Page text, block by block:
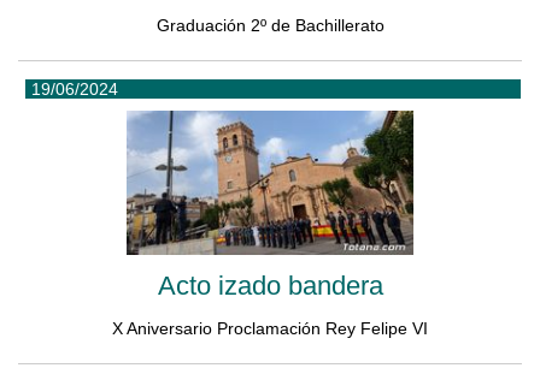
Graduación 2º de Bachillerato
19/06/2024
Acto izado bandera
X Aniversario Proclamación Rey Felipe VI